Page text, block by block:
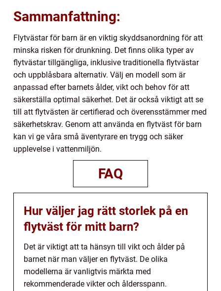
Sammanfattning:
Flytvästar för barn är en viktig skyddsanordning för att
minska risken för drunkning. Det finns olika typer av
flytvästar tillgängliga, inklusive traditionella flytvästar
och uppblåsbara alternativ. Välj en modell som är
anpassad efter barnets ålder, vikt och behov för att
säkerställa optimal säkerhet. Det är också viktigt att se
till att flytvästen är certifierad och överensstämmer med
säkerhetskrav. Genom att använda en flytväst för barn
kan vi ge våra små äventyrare en trygg och säker
upplevelse i vattenmiljön.
FAQ
Hur väljer jag rätt storlek på en
flytväst för mitt barn?
Det är viktigt att ta hänsyn till vikt och ålder på
barnet när man väljer en flytväst. De olika
modellerna är vanligtvis märkta med
rekommenderade vikter och åldersspann.